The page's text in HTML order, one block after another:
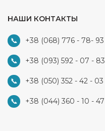
НАШИ КОНТАКТЫ
+38 (068) 776 - 78- 93
+38 (093) 592 - 07 - 83
+38 (050) 352 - 42 - 03
+38 (044) 360 - 10 - 47